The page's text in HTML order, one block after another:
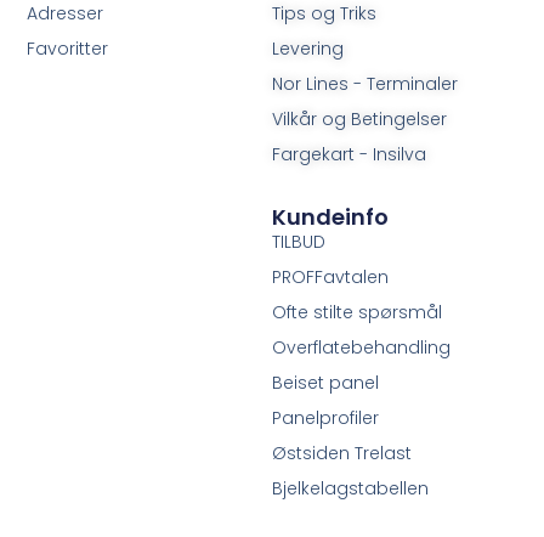
Tips og Triks
Levering
Nor Lines - Terminaler
Vilkår og Betingelser
Fargekart - Insilva
Adresser
Favoritter
Kundeinfo
TILBUD
PROFFavtalen
Ofte stilte spørsmål
Overflatebehandling
Beiset panel
Panelprofiler
Østsiden Trelast
Bjelkelagstabellen